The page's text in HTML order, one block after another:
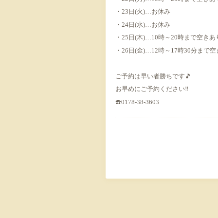
・23日(火)…お休み
・24日(水)…お休み
・25日(木)…10時～20時まで空きあ
・26日(金)…12時～17時30分まで空
ご予約は早い者勝ちです🎵
お早めにご予約ください‼️
☎️0178-38-3603